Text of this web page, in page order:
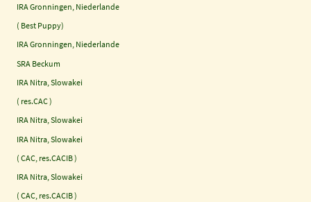
IRA Gronningen, Niederlande
( Best Puppy)
IRA Gronningen, Niederlande
SRA Beckum
IRA Nitra, Slowakei
( res.CAC )
IRA Nitra, Slowakei
IRA Nitra, Slowakei
( CAC, res.CACIB )
IRA Nitra, Slowakei
( CAC, res.CACIB )